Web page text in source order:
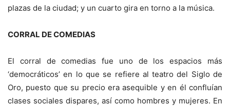
plazas de la ciudad; y un cuarto gira en torno a la música.
CORRAL DE COMEDIAS
El corral de comedias fue uno de los espacios más
‘democráticos’ en lo que se refiere al teatro del Siglo de
Oro, puesto que su precio era asequible y en él confluían
clases sociales dispares, así como hombres y mujeres. En